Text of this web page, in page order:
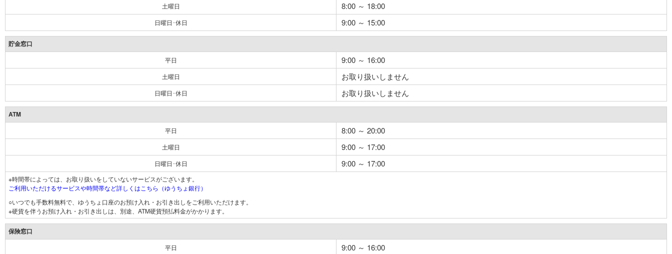
土曜日 8:00 ～ 18:00
日曜日･休日 9:00 ～ 15:00
貯金窓口
平日 9:00 ～ 16:00
土曜日 お取り扱いしません
日曜日･休日 お取り扱いしません
ATM
平日 8:00 ～ 20:00
土曜日 9:00 ～ 17:00
日曜日･休日 9:00 ～ 17:00
※時間帯によっては、お取り扱いをしていないサービスがございます。
ご利用いただけるサービスや時間帯など詳しくはこちら（ゆうちょ銀行）
○いつでも手数料無料で、ゆうちょ口座のお預け入れ・お引き出しをご利用いただけます。
※硬貨を伴うお預け入れ・お引き出しは、別途、ATM硬貨預払料金がかかります。
保険窓口
平日 9:00 ～ 16:00